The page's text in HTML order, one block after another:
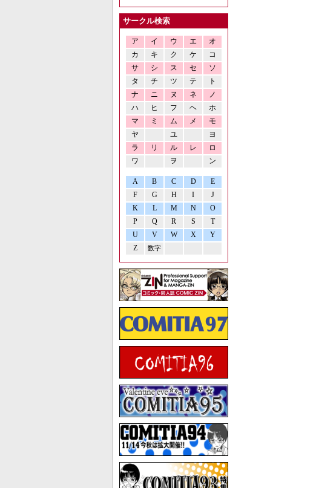
サークル検索
ア イ ウ エ
オ
カ
キ ク ケ
コ
サ
シ ス セ
ソ
タ
チ ツ テ
ト
ナ
ニ ヌ ネ
ノ
ハ
ヒ フ ヘ
ホ
マ
ミ ム メ
モ
ヤ
ユ
ヨ
ラ
リ ル レ
ロ
ワ
ヲ ン
A B C D
E
F
G H I
J
K
L M N
O
P
Q R S
T
U
V W X
Y
Z
数字